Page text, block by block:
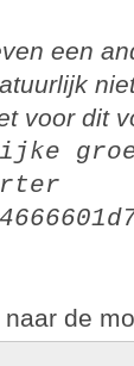
een
voor dit
de